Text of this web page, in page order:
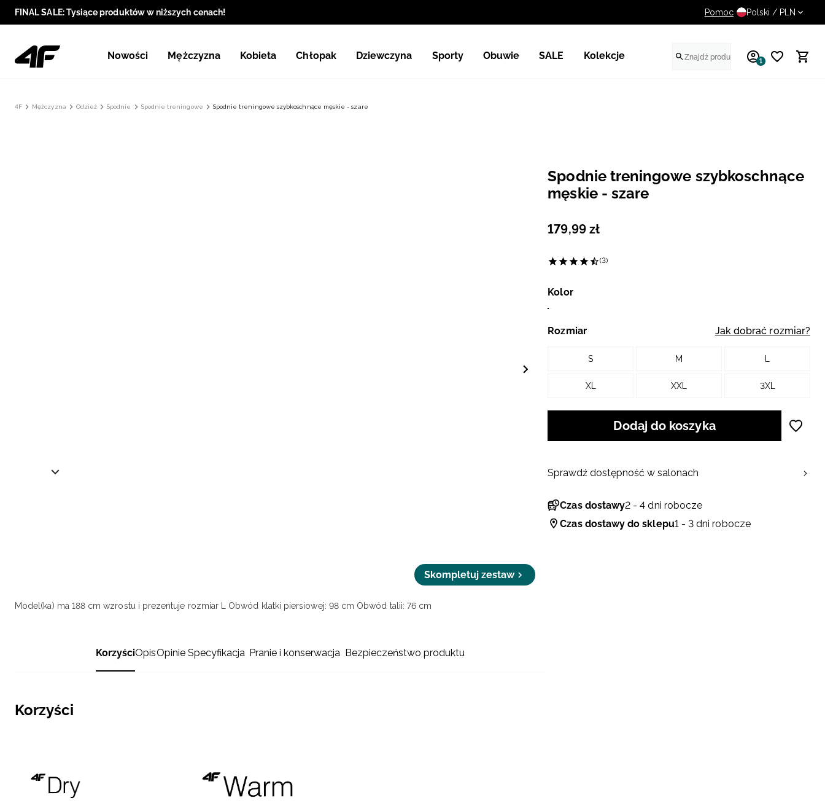
FINAL SALE: Tysiące produktów w niższych cenach! 14 dni na darmowy zwrot
Pomoc Polski / PLN
Nowości Mężczyzna Kobieta Chłopak Dziewczyna Sporty Obuwie SALE Kolekcje 1
4F Mężczyzna Odzież Spodnie Spodnie treningowe Spodnie treningowe szybkoschnące męskie - szare
Skompletuj zestaw
Model(ka) ma 188 cm wzrostu i prezentuje rozmiar L Obwód klatki piersiowej: 98 cm Obwód talii: 76 cm
KorzyściOpisOpinie Specyfikacja Pranie i konserwacja Bezpieczeństwo produktu
Korzyści
Spodnie treningowe szybkoschnące
męskie - szare
179,99 zł
(3)
Kolor
Rozmiar Jak dobrać rozmiar?
S M
XL XXL 3XL
Dodaj do koszyka
Czas dostawy2 - 4 dni robocze
Czas dostawy do sklepu1 - 3 dni robocze
Sprawdź dostępność w salonach